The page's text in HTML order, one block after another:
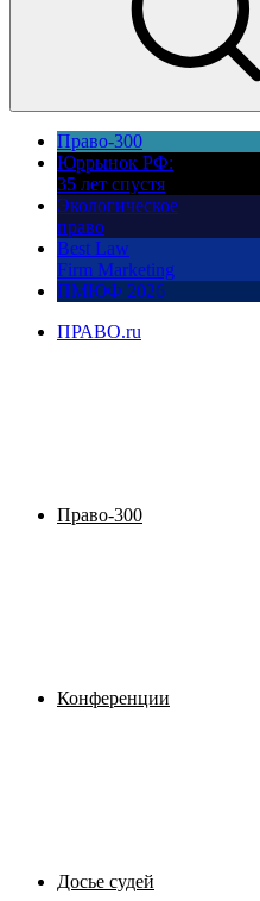
Право-300
Юррынок РФ:
35 лет спустя
Экологическое
право
Best Law
Firm Marketing
ПМЮФ 2026
ПРАВО.ru
Право-300
Конференции
Досье судей